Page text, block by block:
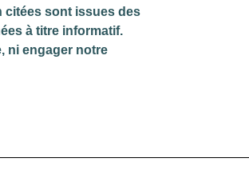
citées sont issues des
à titre informatif.
ni engager notre